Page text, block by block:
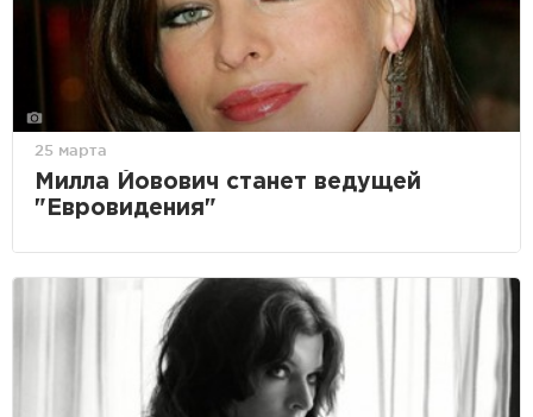
25 марта
Милла Йовович станeт ведущей
"Евровидения"